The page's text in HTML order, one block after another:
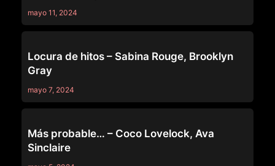
mayo 11, 2024
Locura de hitos – Sabina Rouge, Brooklyn
Gray
mayo 7, 2024
Más probable… – Coco Lovelock, Ava
Sinclaire